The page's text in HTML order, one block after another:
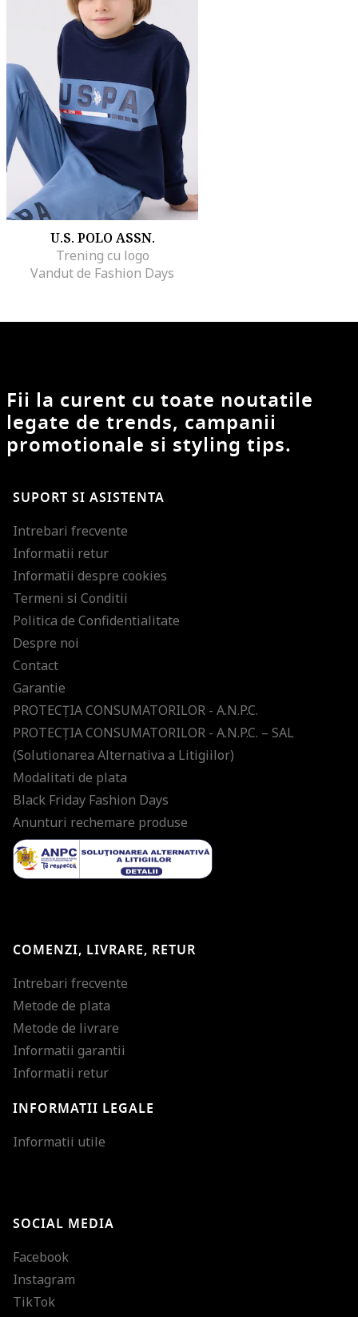
U.S. POLO ASSN.
Trening cu logo
Vandut de Fashion Days
Fii la curent cu toate noutatile
legate de trends, campanii
promotionale si styling tips.
SUPORT SI ASISTENTA
Intrebari frecvente
Informatii retur
Informatii despre cookies
Termeni si Conditii
Politica de Confidentialitate
Despre noi
Contact
Garantie
PROTECŢIA CONSUMATORILOR - A.N.P.C.
PROTECŢIA CONSUMATORILOR - A.N.P.C. – SAL
(Solutionarea Alternativa a Litigiilor)
Modalitati de plata
Black Friday Fashion Days
Anunturi rechemare produse
COMENZI, LIVRARE, RETUR
Intrebari frecvente
Metode de plata
Metode de livrare
Informatii garantii
Informatii retur
INFORMATII LEGALE
Informatii utile
SOCIAL MEDIA
Facebook
Instagram
TikTok